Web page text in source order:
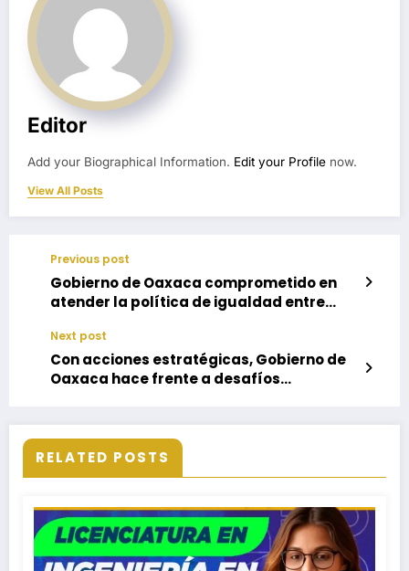
Editor
Add your Biographical Information. Edit your Profile now.
View All Posts
Previous post
Gobierno de Oaxaca comprometido en
atender la política de igualdad entre
Next post
Con acciones estratégicas, Gobierno de
Oaxaca hace frente a desafíos
RELATED POSTS